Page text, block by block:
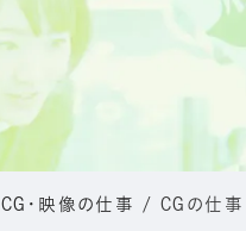
CG・映像の仕事 / CGの仕事